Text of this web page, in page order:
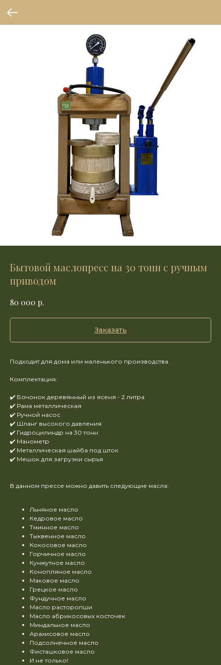
Бытовой маслопресс на 30 тонн с ручным
приводом
80 000 р.
Заказать
Подходит для дома или маленького производства.
Комплектация:
✔️ Бочонок деревянный из ясеня - 2 литра
✔️ Рама металлическая
✔️ Ручной насос
✔️ Шланг высокого давления
✔️ Гидроцилиндр на 30 тонн
✔️ Манометр
✔️ Металлическая шайба под шток
✔️ Мешок для загрузки сырья
В данном прессе можно давить следующие масла:
Льняное масло
Кедровое масло
Тминное масло
Тыквенное масло
Кокосовое масло
Горчичное масло
Кунжутное масло
Конопляное масло
Маковое масло
Грецкое масло
Фундучное масло
Масло расторопши
Масло абрикосовых косточек
Миндальное масло
Арахисовое масло
Подсолнечное масло
Фисташковое масло
И не только!